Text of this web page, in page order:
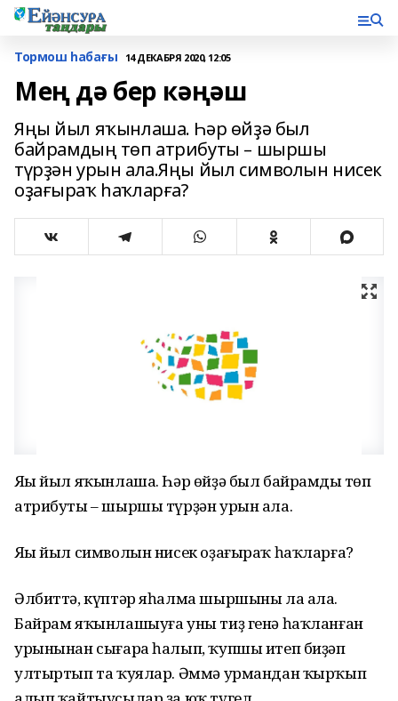
Тормош һабағы 14 ДЕКАБРЯ 2020, 12:05
Мең дә бер кәңәш
Яңы йыл яҡынлаша. Һәр өйҙә был
байрамдың төп атрибуты – шыршы
түрҙән урын ала.Яңы йыл символын нисек
оҙағыраҡ һаҡларға?
Яңы йыл яҡынлаша. Һәр өйҙә был байрамдың төп
атрибуты – шыршы түрҙән урын ала.
Яңы йыл символын нисек оҙағыраҡ һаҡларға?
Əлбиттə, күптəр яһалма шыршыны ла ала.
Байрам яҡынлашыуға уны тиҙ генə һаҡланған
урынынан сығара һалып, ҡупшы итеп биҙəп
ултыртып та ҡуялар. Əммə урмандан ҡырҡып